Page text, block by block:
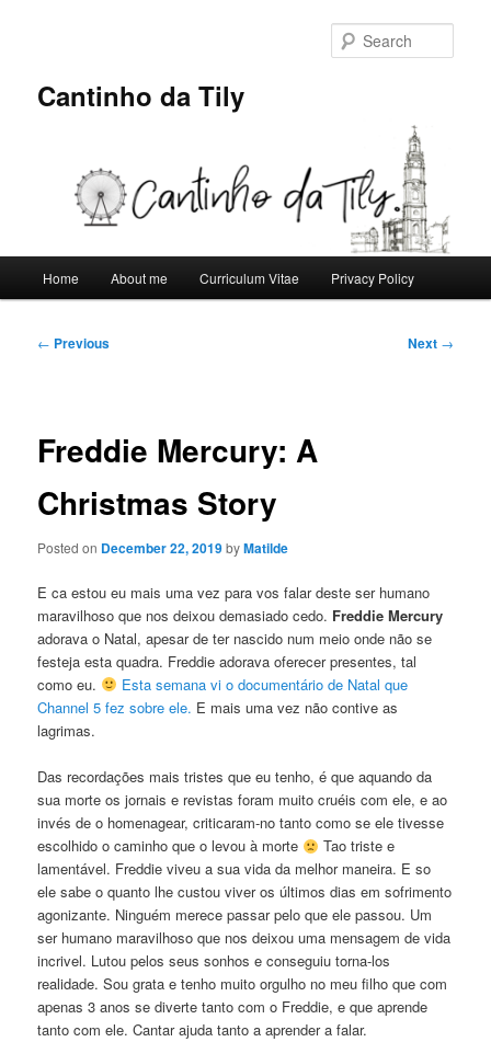
Cantinho da Tily
Home About me Curriculum Vitae Privacy Policy
Post
← Previous Next →
Freddie Mercury: A
Christmas Story
Posted on December 22, 2019byMatilde
E ca estou eu mais uma vez para vos falar deste ser humano
maravilhoso que nos deixou demasiado cedo. Freddie Mercury
adorava o Natal, apesar de ter nascido num meio onde não se
festeja esta quadra. Freddie adorava oferecer presentes, tal
como eu.
Esta semana vi o documentário de Natal que
Channel 5 fez sobre ele. E mais uma vez não contive as
lagrimas.
Das recordações mais tristes que eu tenho, é que aquando da
sua morte os jornais e revistas foram muito cruéis com ele, e ao
invés de o homenagear, criticaram-no tanto como se ele tivesse
escolhido o caminho que o levou à morte
Tao triste e
lamentável. Freddie viveu a sua vida da melhor maneira. E so
ele sabe o quanto lhe custou viver os últimos dias em sofrimento
agonizante. Ninguém merece passar pelo que ele passou. Um
ser humano maravilhoso que nos deixou uma mensagem de vida
incrivel. Lutou pelos seus sonhos e conseguiu torna-los
realidade. Sou grata e tenho muito orgulho no meu filho que com
apenas 3 anos se diverte tanto com o Freddie, e que aprende
tanto com ele. Cantar ajuda tanto a aprender a falar.